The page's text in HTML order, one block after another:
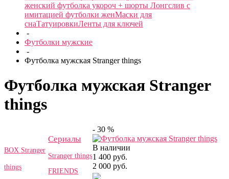
женский футболка укороч + шорты Лонгслив с
имитацией футболки женМаски для
снаТатуировкиЛенты для ключей
-
Футболки мужские
-
Футболка мужская Stranger things
Футболка мужская Stranger
things
BOX Stranger
things
Сериалы
Stranger things
FRIENDS
- 30 %
В наличии
1 400 руб.
2 000 руб.